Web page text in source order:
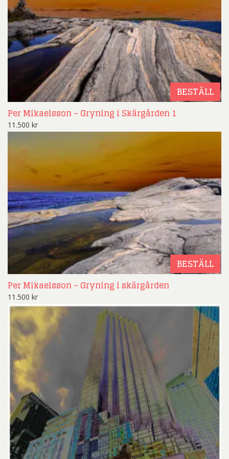
BESTÄLL
Per Mikaelsson – Gryning i Skärgården 1
11.500 kr
BESTÄLL
Per Mikaelsson – Gryning i skärgården
11.500 kr